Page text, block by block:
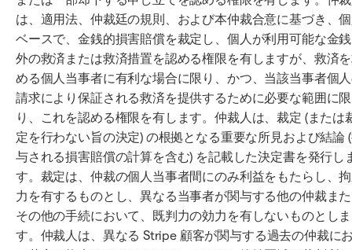
は、適用法、仲裁廷の規則、および本仲裁合意に基づき、
ベースで、金銭的損害賠償を裁定し、個人が利用可能な金
外の救済または救済措置を認める権限を有しますが、救済
める個人当事者に有利な場合に限り、かつ、当該当事者個
請求により保証される救済を提供するために必要な範囲に限
り、これを認める権限を有します。仲裁人は、裁定 (または
定を行わない旨の決定) の根拠となる重要な所見および結論
与される損害賠償の計算を含む) を記載した決定書を発行し
す。裁定は、仲裁の個人当事者間にのみ利益をもたらし、
力を有するものとし、異なる当事者が関与する他の仲裁ま
その他の手続において、既判力の効力を有しないものとしま
す。仲裁人は、異なる Stripe 顧客が関与する過去の仲裁に